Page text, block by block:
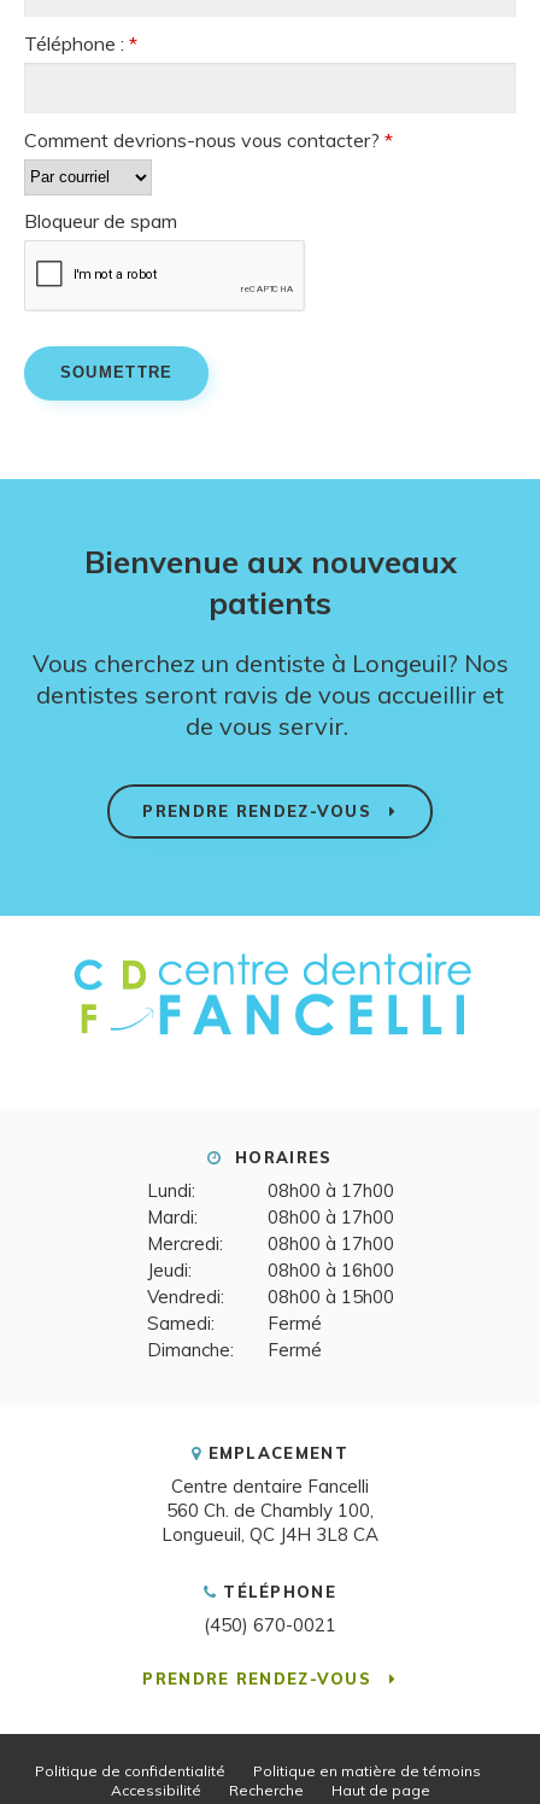
Téléphone : *
Comment devrions-nous vous contacter? *
Bloqueur de spam
Bienvenue aux nouveaux
patients
Vous cherchez un dentiste à Longeuil? Nos
dentistes seront ravis de vous accueillir et
de vous servir.
PRENDRE RENDEZ-VOUS
HORAIRES
Lundi:
08h00 à 17h00
Mardi:
08h00 à 17h00
Mercredi:
08h00 à 17h00
Jeudi:
08h00 à 16h00
Vendredi:
08h00 à 15h00
Samedi:
Fermé
Dimanche:
Fermé
EMPLACEMENT
Centre dentaire Fancelli
560 Ch. de Chambly 100
Longueuil QC J4H 3L8 CA
TÉLÉPHONE
(450) 670-0021
PRENDRE RENDEZ-VOUS
Politique de confidentialité
Politique en matière de témoins
Accessibilité
Recherche Haut de page